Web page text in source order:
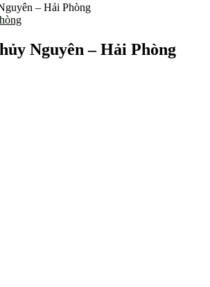
– Hải Phòng
Nguyên – Hải Phòng